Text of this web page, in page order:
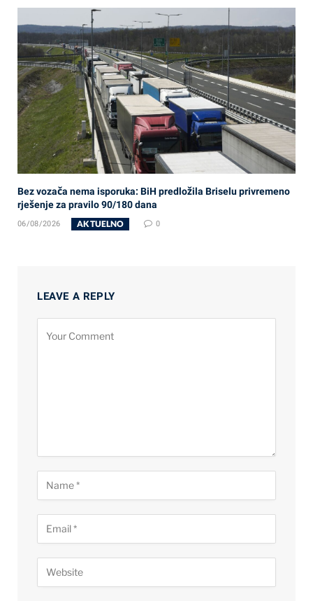
Bez vozača nema isporuka: BiH predložila Briselu privremeno
rješenje za pravilo 90/180 dana
06/08/2026 AKTUELNO 0
LEAVE A REPLY